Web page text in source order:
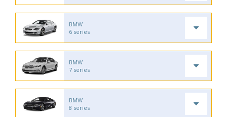
BMW
6 series
BMW
7 series
BMW
8 series